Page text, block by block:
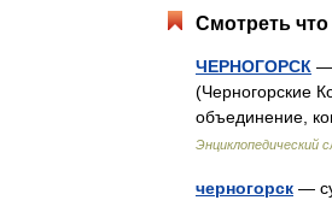
Смотреть
ЧЕРНОГОРСК —
(Черногорские
объединение,
Энциклопедический
черногорск —